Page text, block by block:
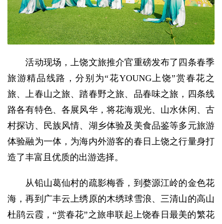
活动现场，上饶文旅推介官重磅发布了四条春季
旅游精品线路，分别为“花YOUNG上饶”赏春花之
旅、上春山之旅、踏春野之旅、品春味之旅，四条线
路各有特色、各展风华，将花海观光、山水休闲、古
村探访、民族风情、湖乡体验及美食品鉴等多元旅游
体验融为一体，为海内外游客的春日上饶之行量身打
造了丰富且优质的出游选择。
从铅山葛仙村的疏影梅香，到婺源江岭的金色花
海，再到广丰云上绣原的木绣球雪浪、三清山的高山
杜鹃云霞，“赏春花”之旅串联起上饶春日最美的繁花